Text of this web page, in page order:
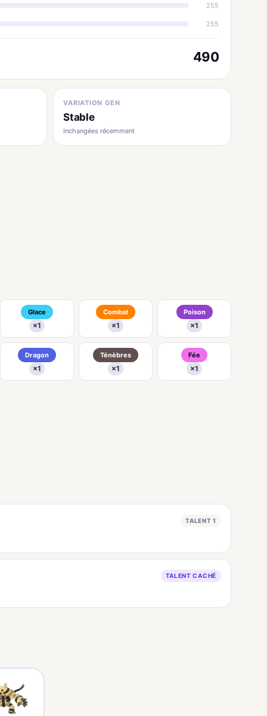
255
255
490
VARIATION GEN
Stable
Inchangées récemment
Glace
×1
Combat
×1
Poison
×1
Dragon
×1
Ténèbres
×1
Fée
×1
TALENT 1
TALENT CACHÉ